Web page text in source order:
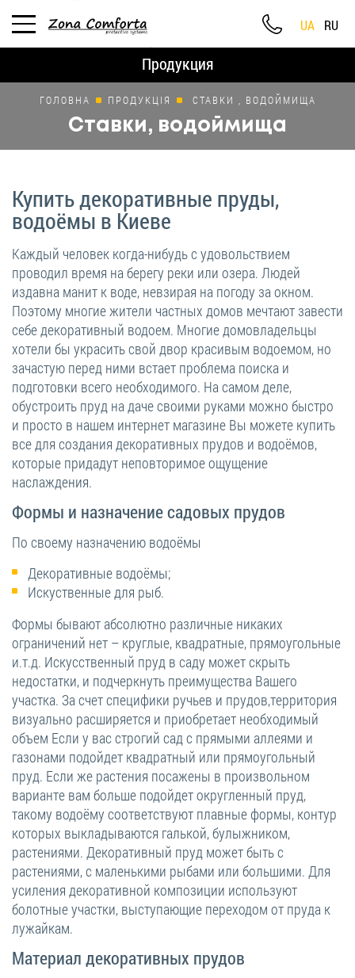
UA RU
Продукция
ГОЛОВНА ПРОДУКЦІЯ СТАВКИ , ВОДОЙМИЩА
Ставки, водоймища
Купить декоративные пруды,
водоёмы в Киеве
Каждый человек когда-нибудь с удовольствием
проводил время на берегу реки или озера. Людей
издавна манит к воде, невзирая на погоду за окном.
Поэтому многие жители частных домов мечтают завести
себе декоративный водоем. Многие домовладельцы
хотели бы украсить свой двор красивым водоемом, но
зачастую перед ними встает проблема поиска и
подготовки всего необходимого. На самом деле,
обустроить пруд на даче своими руками можно быстро
и просто в нашем интернет магазине Вы можете купить
все для создания декоративных прудов и водоёмов,
которые придадут неповторимое ощущение
наслаждения.
Формы и назначение садовых прудов
По своему назначению водоёмы
Декоративные водоёмы;
Искуственные для рыб.
Формы бывают абсолютно различные никаких
ограничений нет – круглые, квадратные, прямоугольные
и.т.д. Искусственный пруд в саду может скрыть
недостатки, и подчеркнуть преимущества Вашего
участка. За счет специфики ручьев и прудов,территория
визуально расширяется и приобретает необходимый
объем Если у вас строгий сад с прямыми аллеями и
газонами подойдет квадратный или прямоугольный
пруд. Если же растения посажены в произвольном
варианте вам больше подойдет округленный пруд,
такому водоёму соответствуют плавные формы, контур
которых выкладываются галькой, булыжником,
растениями. Декоративный пруд может быть с
растениями, с маленькими рыбами или большими. Для
усиления декоративной композиции используют
болотные участки, выступающие переходом от пруда к
лужайкам.
Материал декоративных прудов